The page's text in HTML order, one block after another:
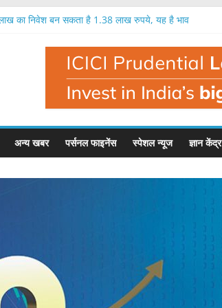
का निवेश बन सकता है 1.38 लाख रुपये, यह है भाव
एक लाख रुपये का निवेश बन सकता है 1.35 लाख रुपये
निवेशक मालामाल, एक लाख का निवेश बना 1.56 लाख
है बहुत बड़ी गिरावट, इस फंड मैनेजर ने दी चेतावनी
अन्य खबर पर्सनल फाइनेंस स्पेशल न्यूज ज्ञान केंद्र